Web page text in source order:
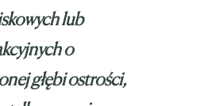
lub
o
głębi ostrości,